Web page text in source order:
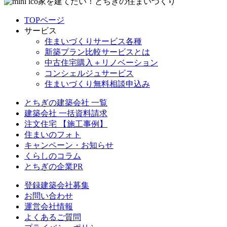
TOPページ
サービス
住まいづくりサービス各種
新築プラン比較サービスとは
中古住宅購入＋リノベーション
コンシェルジュサービス
住まいづくり無料相談申込み
とちぎの建築会社 一覧
建築会社 一括資料請求
注文住宅 【施工事例】
住まいのフォト
キャンペーン・お知らせ
くらしのコラム
とちぎの企業PR
登録建築会社募集
お問い合わせ
運営会社情報
よくあるご質問